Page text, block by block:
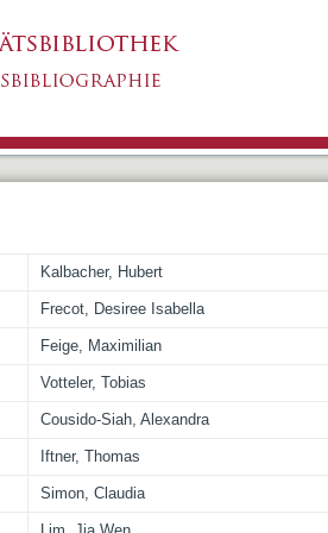
proteins E6 and
Kalbacher, Hubert
Frecot, Desiree Isabella
Feige, Maximilian
Votteler, Tobias
Cousido-Siah, Alexandra
Iftner, Thomas
Simon, Claudia